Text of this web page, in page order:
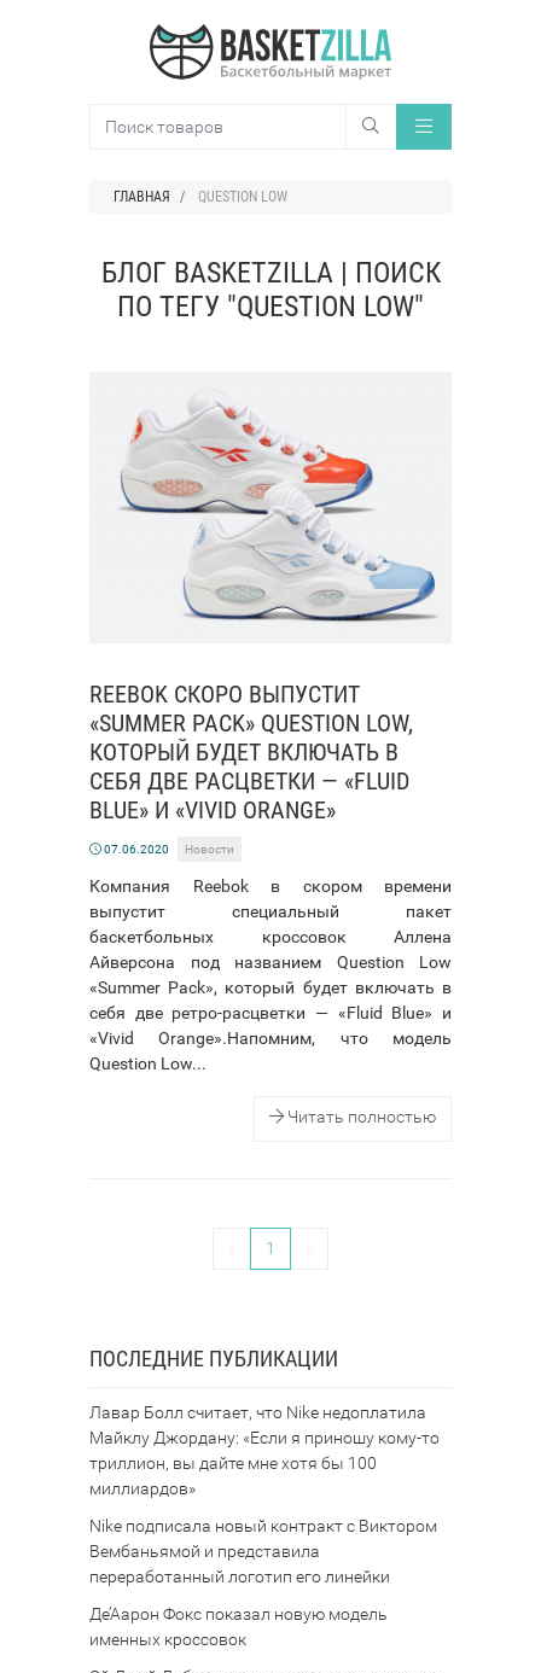
ГЛАВНАЯ QUESTION LOW
БЛОГ BASKETZILLA | ПОИСК
ПО ТЕГУ "QUESTION LOW"
REEBOK СКОРО ВЫПУСТИТ
«SUMMER PACK» QUESTION LOW,
КОТОРЫЙ БУДЕТ ВКЛЮЧАТЬ В
СЕБЯ ДВЕ РАСЦВЕТКИ — «FLUID
BLUE» И «VIVID ORANGE»
07.06.2020 Новости
Компания Reebok в скором времени
выпустит специальный пакет
баскетбольных кроссовок Аллена
Айверсона под названием Question Low
«Summer Pack», который будет включать в
себя две ретро-расцветки — «Fluid Blue» и
«Vivid Orange».Напомним, что модель
Question Low...
Читать полностью
1
ПОСЛЕДНИЕ ПУБЛИКАЦИИ
Лавар Болл считает, что Nike недоплатила
Майклу Джордану: «Если я приношу кому-то
триллион, вы дайте мне хотя бы 100
миллиардов»
Nike подписала новый контракт с Виктором
Вембаньямой и представила
переработанный логотип его линейки
Де’Аарон Фокс показал новую модель
именных кроссовок